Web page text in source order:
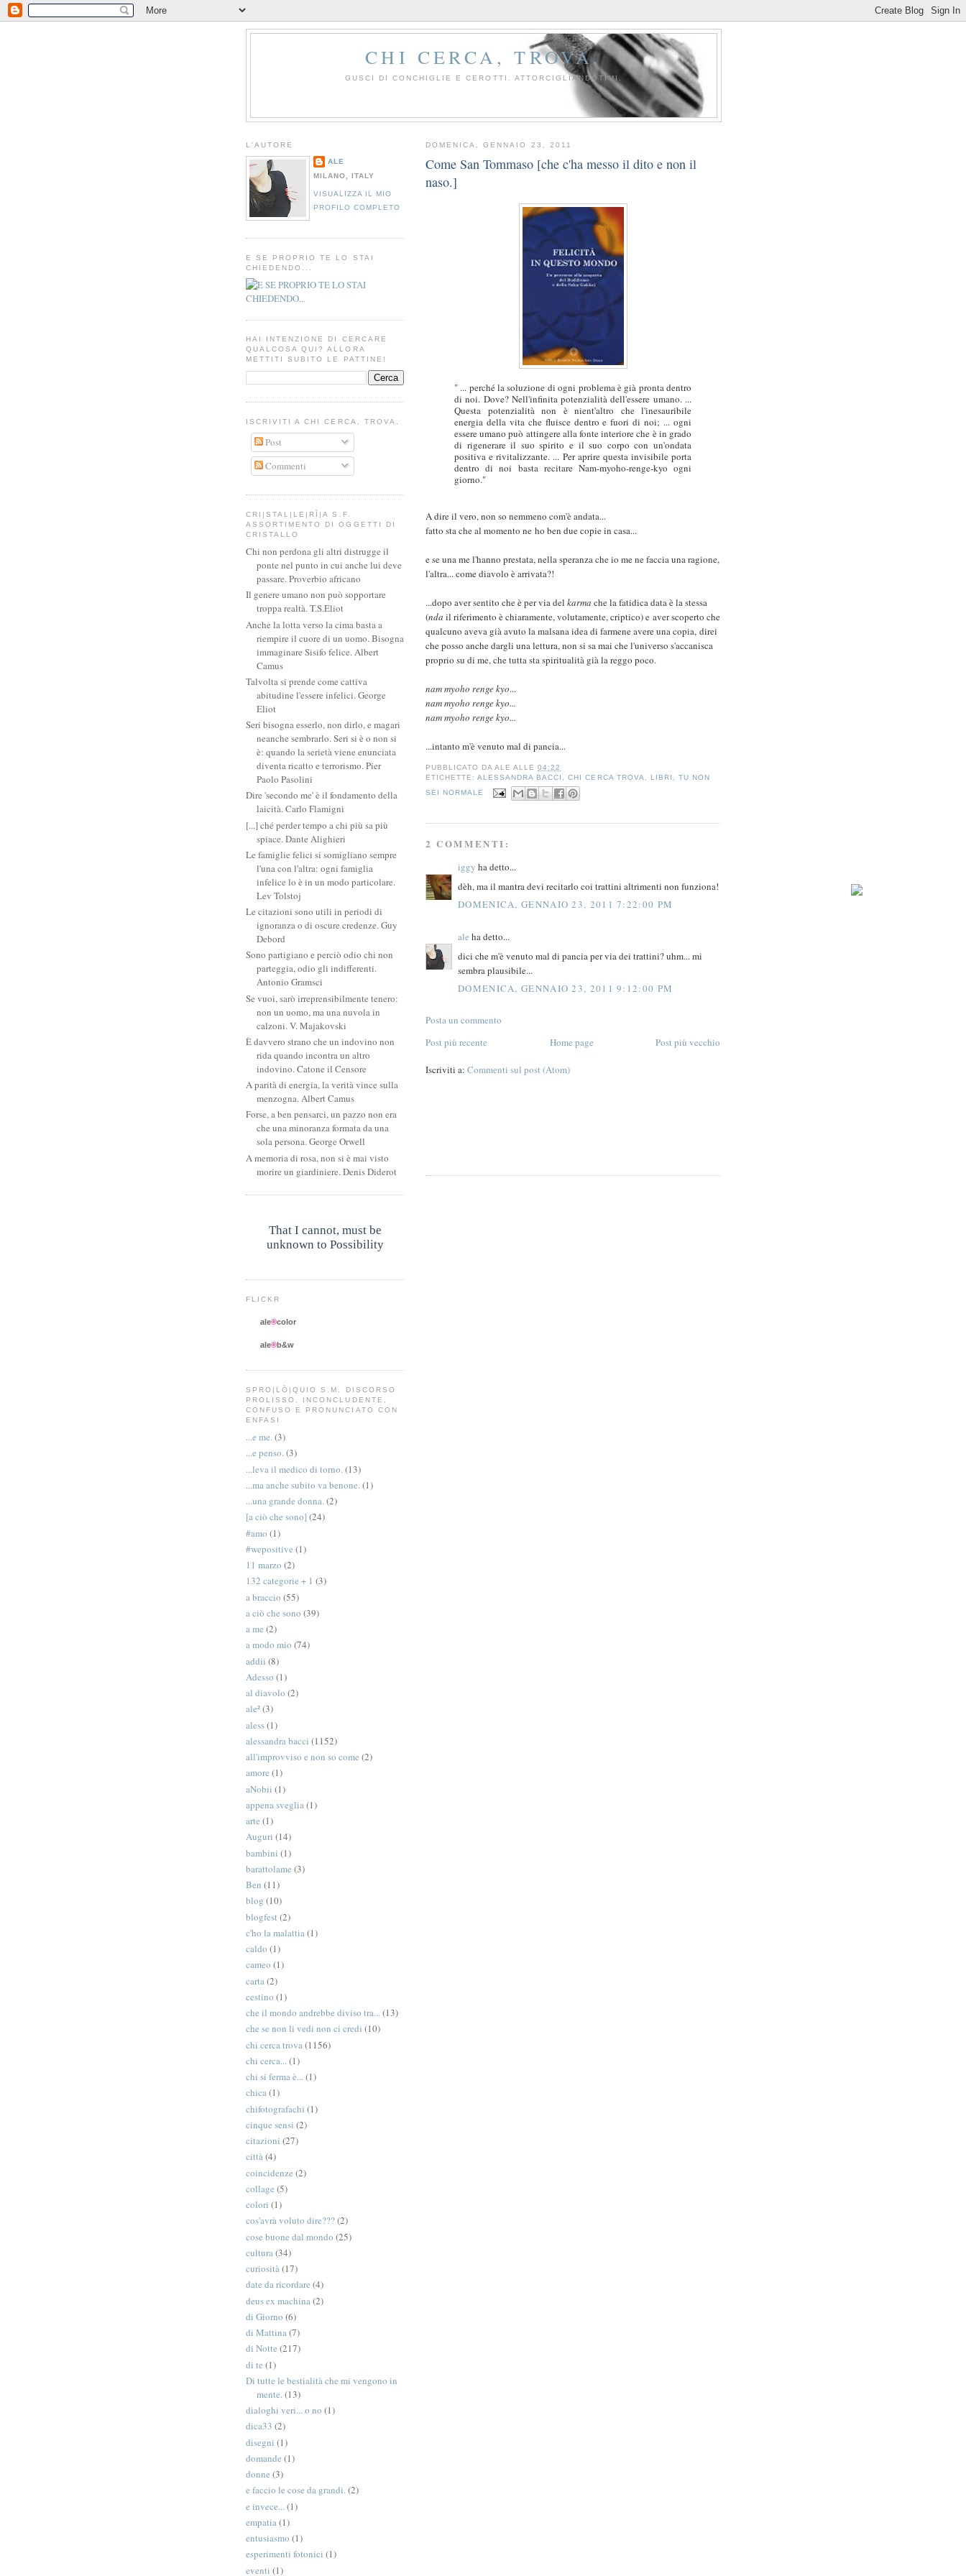
CHI CERCA, TROVA.
GUSCI DI CONCHIGLIE E CEROTTI. ATTORCIGLIANDOTIMI.
DOMENICA, GENNAIO 23, 2011
Come San Tommaso [che c'ha messo il dito e non il
naso.]
" ... perché la soluzione di ogni problema è già pronta dentro
di noi. Dove? Nell'infinita potenzialità dell'essere umano. ...
Questa potenzialità non è nient'altro che l'inesauribile
energia della vita che fluisce dentro e fuori di noi; ... ogni
essere umano può attingere alla fonte interiore che è in grado
di rigenerare il suo spirito e il suo corpo con un'ondata
positiva e rivitalizzante. ... Per aprire questa invisibile porta
dentro di noi basta recitare Nam-myoho-renge-kyo ogni
giorno."
A dire il vero, non so nemmeno com'è andata...
fatto sta che al momento ne ho ben due copie in casa...
e se una me l'hanno prestata, nella speranza che io me ne faccia una ragione,
l'altra... come diavolo è arrivata?!
...dopo aver sentito che è per via del karma che la fatidica data è la stessa
(nda il riferimento è chiaramente, volutamente, criptico) e aver scoperto che
qualcuno aveva già avuto la malsana idea di farmene avere una copia, direi
che posso anche dargli una lettura, non si sa mai che l'universo s'accanisca
proprio su di me, che tutta sta spiritualità già la reggo poco.
nam myoho renge kyo...
nam myoho renge kyo...
nam myoho renge kyo...
...intanto m'è venuto mal di pancia...
PUBBLICATO DAALE ALLE04:22
ETICHETTE:ALESSANDRA BACCI ,CHI CERCA TROVA LIBRI
TU NON
SEI NORMALE
2 COMMENTI:
iggy ha detto...
dèh, ma il mantra devi recitarlo coi trattini altrimenti non funziona!
DOMENICA, GENNAIO 23, 2011 7:22:00 PM
ale ha detto...
dici che m'è venuto mal di pancia per via dei trattini? uhm... mi
sembra plausibile...
DOMENICA, GENNAIO 23, 2011 9:12:00 PM
Posta un commento
Post più recente
Post più vecchio
Home page
Iscriviti a: Commenti sul post (Atom)
L'AUTORE
ALE
MILANO, ITALY
VISUALIZZA IL MIO
PROFILO COMPLETO
E SE PROPRIO TE LO STAI
CHIEDENDO...
HAI INTENZIONE DI CERCARE
QUALCOSA QUI? ALLORA
METTITI SUBITO LE PATTINE!
ISCRIVITI A CHI CERCA, TROVA.
Post
Commenti
CRI|STAL|LE|RÌ|A S.F.
ASSORTIMENTO DI OGGETTI DI
CRISTALLO
Chi non perdona gli altri distrugge il
ponte nel punto in cui anche lui deve
passare. Proverbio africano
Il genere umano non può sopportare
troppa realtà. T.S.Eliot
Anche la lotta verso la cima basta a
riempire il cuore di un uomo. Bisogna
immaginare Sisifo felice. Albert
Camus
Talvolta si prende come cattiva
abitudine l'essere infelici. George
Eliot
Seri bisogna esserlo, non dirlo, e magari
neanche sembrarlo. Seri si è o non si
è: quando la serietà viene enunciata
diventa ricatto e terrorismo. Pier
Paolo Pasolini
Dire 'secondo me' è il fondamento della
laicità. Carlo Flamigni
[...] ché perder tempo a chi più sa più
spiace. Dante Alighieri
Le famiglie felici si somigliano sempre
l'una con l'altra: ogni famiglia
infelice lo è in un modo particolare.
Lev Tolstoj
Le citazioni sono utili in periodi di
ignoranza o di oscure credenze. Guy
Debord
Sono partigiano e perciò odio chi non
parteggia, odio gli indifferenti.
Antonio Gramsci
Se vuoi, sarò irreprensibilmente tenero:
non un uomo, ma una nuvola in
calzoni. V. Majakovski
È davvero strano che un indovino non
rida quando incontra un altro
indovino. Catone il Censore
A parità di energia, la verità vince sulla
menzogna. Albert Camus
Forse, a ben pensarci, un pazzo non era
che una minoranza formata da una
sola persona. George Orwell
A memoria di rosa, non si è mai visto
morire un giardiniere. Denis Diderot
That I cannot, must be
unknown to Possibility
FLICKR
ale®color
ale®b&w
SPRO|LÒ|QUIO S.M. DISCORSO
PROLISSO, INCONCLUDENTE,
CONFUSO E PRONUNCIATO CON
ENFASI
...e me.(3)
...e penso.(3)
...leva il medico di torno.(13)
...ma anche subito va benone.(1)
...una grande donna.(2)
[a ciò che sono] (24)
#amo (1)
#wepositive (1)
11 marzo (2)
132 categorie + 1 (3)
a braccio (55)
a ciò che sono (39)
a me (2)
a modo mio (74)
addii (8)
Adesso (1)
al diavolo (2)
ale²(3)
aless(1)
alessandra bacci (1152)
all'improvviso e non so come (2)
amore (1)
aNobii (1)
appena sveglia(1)
arte (1)
Auguri (14)
bambini (1)
barattolame (3)
Ben (11)
blog (10)
blogfest (2)
c'ho la malattia(1)
caldo (1)
cameo (1)
carta(2)
cestino (1)
che il mondo andrebbe diviso tra...(13)
che se non li vedi non ci credi (10)
chi cerca trova(1156)
chi cerca...(1)
chi si ferma è...(1)
chica(1)
chifotografachi (1)
cinque sensi (2)
citazioni (27)
città(4)
coincidenze (2)
collage (5)
colori (1)
cos'avrà voluto dire???(2)
cose buone dal mondo (25)
cultura(34)
curiosità(17)
date da ricordare (4)
deus ex machina(2)
di Giorno (6)
di Mattina(7)
di Notte (217)
di te (1)
Di tutte le bestialità che mi vengono in
mente.(13)
dialoghi veri... o no (1)
dica33 (2)
disegni (1)
domande (1)
donne (3)
e faccio le cose da grandi.(2)
e invece...(1)
empatia(1)
entusiasmo (1)
esperimenti fotonici (1)
eventi (1)